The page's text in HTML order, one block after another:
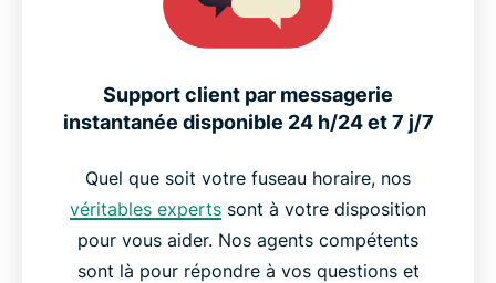
Support client par messagerie
instantanée disponible 24 h/24 et 7 j/7
Quel que soit votre fuseau horaire, nos
véritables experts sont à votre disposition
pour vous aider. Nos agents compétents
sont là pour répondre à vos questions et